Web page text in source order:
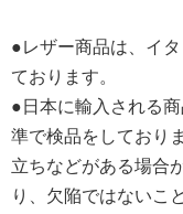
●レザー商品は、イ
ております。
●日本に輸入される
準で検品をしており
立ちなどがある場合
り、欠陥ではないこ